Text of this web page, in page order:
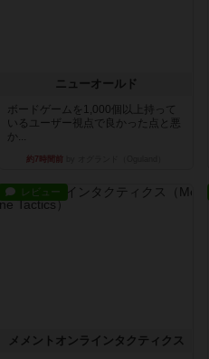
ニューオールド
ボードゲームを1,000個以上持って
いるユーザー視点で良かった点と悪
か...
約7時間前
レビュー
メメントオンラインタクティクス